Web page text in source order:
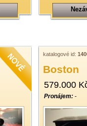
katalogové id:
Boston
579.000
Pronájem: -